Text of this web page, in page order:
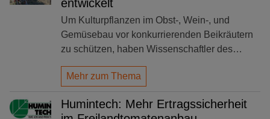
entwickelt
Um Kulturpflanzen im Obst-, Wein-, und
Gemüsebau vor konkurrierenden Beikräutern
zu schützen, haben Wissenschaftler des…
Mehr zum Thema
Humintech: Mehr Ertragssicherheit